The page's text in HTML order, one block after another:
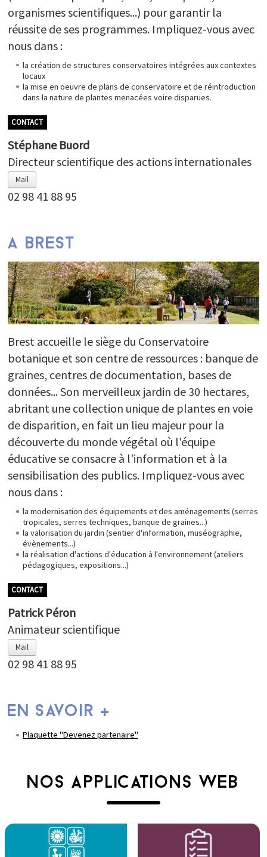
organismes scientifiques...) pour garantir la
réussite de ses programmes. Impliquez-vous avec
nous dans :
la création de structures conservatoires intégrées aux contextes
locaux
la mise en oeuvre de plans de conservatoire et de réintroduction
dans la nature de plantes menacées voire disparues.
CONTACT
Stéphane Buord
Directeur scientifique des actions internationales
Mail
02 98 41 88 95
A BREST
Brest accueille le siège du Conservatoire
botanique et son centre de ressources : banque de
graines, centres de documentation, bases de
données... Son merveilleux jardin de 30 hectares,
abritant une collection unique de plantes en voie
de disparition, en fait un lieu majeur pour la
découverte du monde végétal où l'équipe
éducative se consacre à l'information et à la
sensibilisation des publics. Impliquez-vous avec
nous dans :
la modernisation des équipements et des aménagements (serres
tropicales, serres techniques, banque de graines...)
la valorisation du jardin (sentier d'information, muséographie,
évènements...)
la réalisation d'actions d'éducation à l'environnement (ateliers
pédagogiques, expositions...)
CONTACT
Patrick Péron
Animateur scientifique
Mail
02 98 41 88 95
EN SAVOIR +
Plaquette "Devenez partenaire"
NOS APPLICATIONS WEB